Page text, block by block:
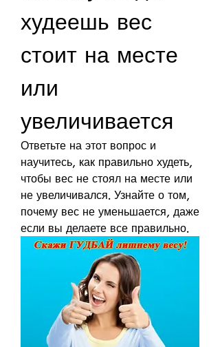
худеешь вес
стоит на месте
или
увеличивается
Ответьте на этот вопрос и
научитесь, как правильно худеть,
чтобы вес не стоял на месте или
не увеличивался. Узнайте о том,
почему вес не уменьшается, даже
если вы делаете все правильно.